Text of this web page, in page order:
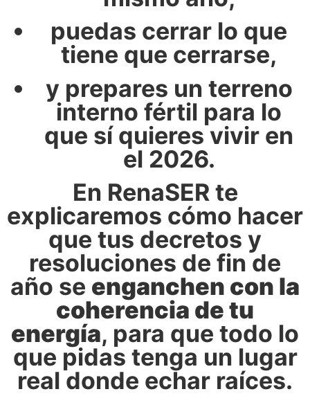
puedas cerrar lo que
tiene que cerrarse,
y prepares un terreno
interno fértil para lo
que sí quieres vivir en
el 2026.
En RenaSER te
explicaremos cómo hacer
que tus decretos y
resoluciones de fin de
año se enganchen con la
coherencia de tu
energía, para que todo lo
que pidas tenga un lugar
real donde echar raíces.